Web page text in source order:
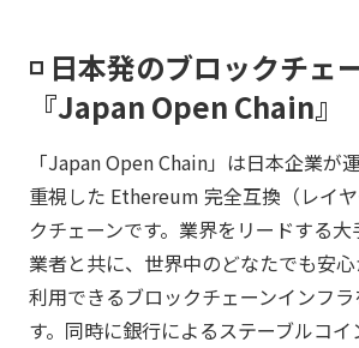
◽️ 日本発のブロックチェ
『Japan Open Chain』
「Japan Open Chain」は日本企業が
重視した Ethereum 完全互換（レイ
クチェーンです。業界をリードする
業者と共に、世界中のどなたでも安
利用できるブロックチェーンインフ
す。同時に銀行によるステーブルコ